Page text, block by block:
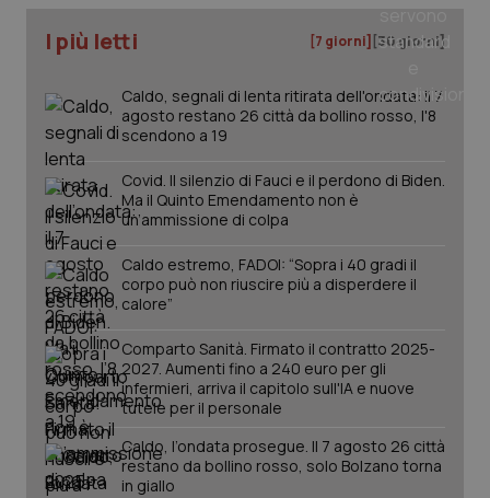
I più letti [7 giorni] [30 giorni]
Caldo, segnali di lenta ritirata dell'ondata: il 7
agosto restano 26 città da bollino rosso, l'8
scendono a 19
Covid. Il silenzio di Fauci e il perdono di Biden.
Ma il Quinto Emendamento non è
un’ammissione di colpa
Caldo estremo, FADOI: “Sopra i 40 gradi il
corpo può non riuscire più a disperdere il
calore”
Comparto Sanità. Firmato il contratto 2025-
2027. Aumenti fino a 240 euro per gli
infermieri, arriva il capitolo sull'IA e nuove
tutele per il personale
Caldo, l’ondata prosegue. Il 7 agosto 26 città
restano da bollino rosso, solo Bolzano torna
in giallo
tracking-enable
_ga
Google LLC
.quotidianosanita.it